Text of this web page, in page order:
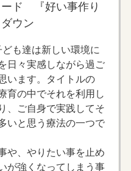
ド 『好い事作り
ウン
も達は新しい環境に
日々実感しながら過ご
います。タイトルの
育の中でそれを利用し
、ご自身で実践してそ
いと思う療法の一つで
や、やりたい事を止め
が強くなってしまう事